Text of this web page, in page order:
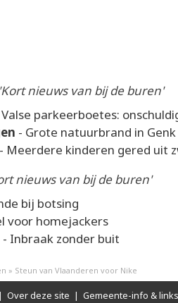
'Kort nieuws van bij de buren'
parkeerboetes:
- Grote natuurbrand in Genk
- Meerdere kinderen gered uit
nieuws van bij de buren'
bij botsing
voor homejackers
- Inbraak zonder buit
» Steun van Vlaanderen voor Nike
| Over deze site | Gemeente-info & links